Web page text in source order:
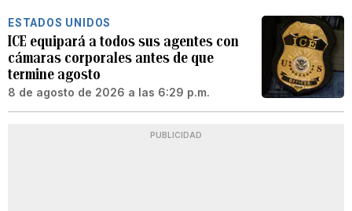
ESTADOS UNIDOS
ICE equipará a todos sus agentes con
cámaras corporales antes de que
termine agosto
8 de agosto de 2026 a las 6:29 p.m.
PUBLICIDAD